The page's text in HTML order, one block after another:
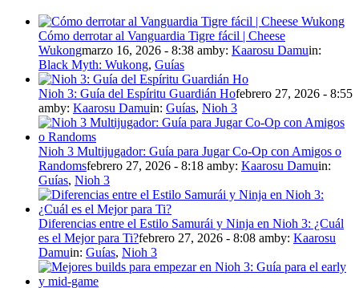
Cómo derrotar al Vanguardia Tigre fácil | Cheese
Wukongmarzo 16, 2026 - 8:38 amby: Kaarosu Damuin:
Black Myth: Wukong, Guías
Nioh 3: Guía del Espíritu Guardián Hofebrero 27, 2026 - 8:55
amby: Kaarosu Damuin: Guías, Nioh 3
Nioh 3 Multijugador: Guía para Jugar Co-Op con Amigos o
Randomsfebrero 27, 2026 - 8:18 amby: Kaarosu Damuin:
Guías, Nioh 3
Diferencias entre el Estilo Samurái y Ninja en Nioh 3: ¿Cuál
es el Mejor para Ti?febrero 27, 2026 - 8:08 amby: Kaarosu
Damuin: Guías, Nioh 3